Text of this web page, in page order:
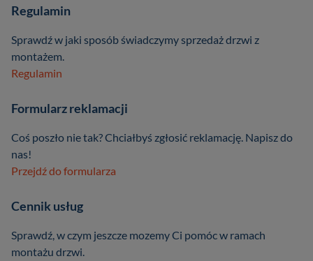
Regulamin
Sprawdź w jaki sposób świadczymy sprzedaż drzwi z
montażem.
Regulamin
Formularz reklamacji
Coś poszło nie tak? Chciałbyś zgłosić reklamację. Napisz do
nas!
Przejdź do formularza
Cennik usług
Sprawdź, w czym jeszcze mozemy Ci pomóc w ramach
montażu drzwi.